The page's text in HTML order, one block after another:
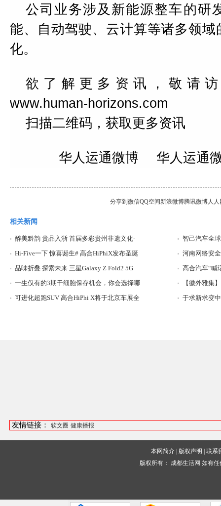
公司业务涉及新能源整车的研
能、自动驾驶、云计算等诸多领域
化。
欲了解更多资讯，敬请
www.human-horizons.com
扫描二维码，获取更多资讯
华人运通微博 华人运通
分享到 微信QQ空间新浪微博腾讯微博人人
相关新闻
醉美黔韵 贵品入浙 首届多彩贵州非遗文化-
智己汽车全
Hi-Five一下 惊喜诞生# 高合HiPhiX发布圣诞
河南网络安
品味折叠 探索未来 三星Galaxy Z Fold2 5G
高合汽车“喊
一生仅有的3期干细胞保存机会，你会选择哪
【徽外雅集
可进化超跑SUV 高合HiPhi X将于北京车展全
于求新求变
友情链接： 软文圈 健康播报
本网简介 版权声明 |联系
版权所有： 成都生活网 如有